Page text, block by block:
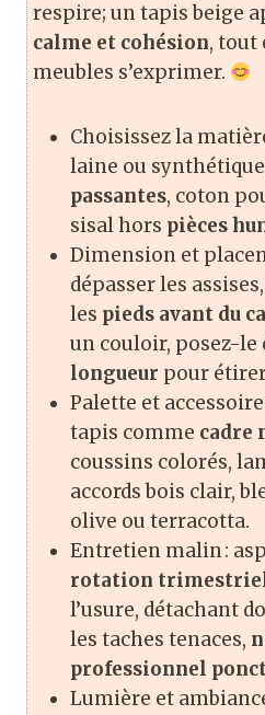
respire; un tapis beige
calme et cohésion, tout
meubles s’exprimer.
Choisissez la
laine ou
passantes, coton
sisal hors pièces
Dimension et
dépasser les
les pieds avant du
un couloir, posez-le
longueur pour étirer
Palette et
tapis comme cadre
coussins colorés,
accords bois clair,
olive ou terracotta.
Entretien malin :
rotation
l’usure, détachant
les taches tenaces,
professionnel
Lumière et